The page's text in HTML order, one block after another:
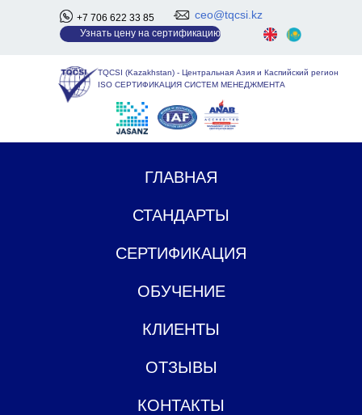
+7 706 622 33 85 ceo@tqcsi.kz
Узнать цену на сертификацию
TQCSI (Kazakhstan) - Центральная Азия и Каспийский регион
ISO СЕРТИФИКАЦИЯ СИСТЕМ МЕНЕДЖМЕНТА
ГЛАВНАЯ
СТАНДАРТЫ
СЕРТИФИКАЦИЯ
ОБУЧЕНИЕ
КЛИЕНТЫ
ОТЗЫВЫ
КОНТАКТЫ